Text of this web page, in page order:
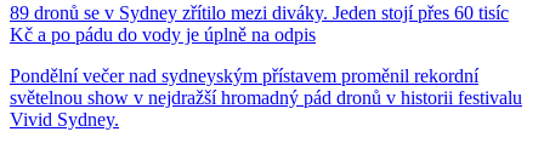
89 dronů se v Sydney zřítilo mezi diváky. Jeden stojí přes 60 tisíc
Kč a po pádu do vody je úplně na odpis
Pondělní večer nad sydneyským přístavem proměnil rekordní
světelnou show v nejdražší hromadný pád dronů v historii festivalu
Vivid Sydney.